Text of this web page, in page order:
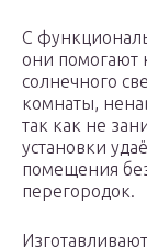
С
они помогают
солнечного
комнаты,
так как не
установки
помещения
перегородок.